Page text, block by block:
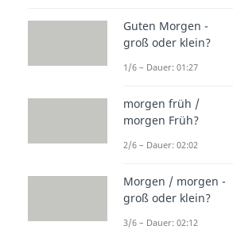
Nach Beantwortung
Studyflix zu
unserer
Guten Morgen -
groß oder klein?
1/6 – Dauer: 01:27
morgen früh /
morgen Früh?
2/6 – Dauer: 02:02
Morgen / morgen -
groß oder klein?
3/6 – Dauer: 02:12